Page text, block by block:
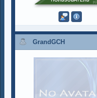
GrandGCH